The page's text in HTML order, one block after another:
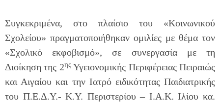
Συγκεκριμένα, στο πλαίσιο του «Κοινωνικού
Σχολείου» πραγματοποιήθηκαν ομιλίες με θέμα τον
«Σχολικό εκφοβισμό», σε συνεργασία με τη
Διοίκηση της 2ηςΥγειονομικής Περιφέρειας Πειραιώς
και Αιγαίου και την Ιατρό ειδικότητας Παιδιατρικής
του Π.Ε.Δ.Υ.- Κ.Υ. Περιστερίου – Ι.Α.Κ. Ιλίου κα.